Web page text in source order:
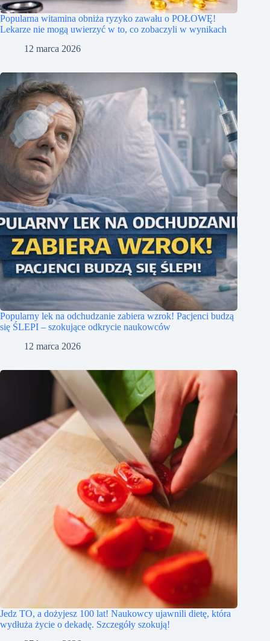
Popularna witamina obniża ryzyko zawału o POŁOWĘ!
Lekarze nie mogą uwierzyć w to, co zobaczyli w wynikach
12 marca 2026
Popularny lek na odchudzanie zabiera wzrok! Pacjenci budzą
się ŚLEPI – szokujące odkrycie naukowców
12 marca 2026
Jedz TO, a dożyjesz 100 lat! Naukowcy ujawnili dietę, która
wydłuża życie o dekadę. Szczegóły szokują!